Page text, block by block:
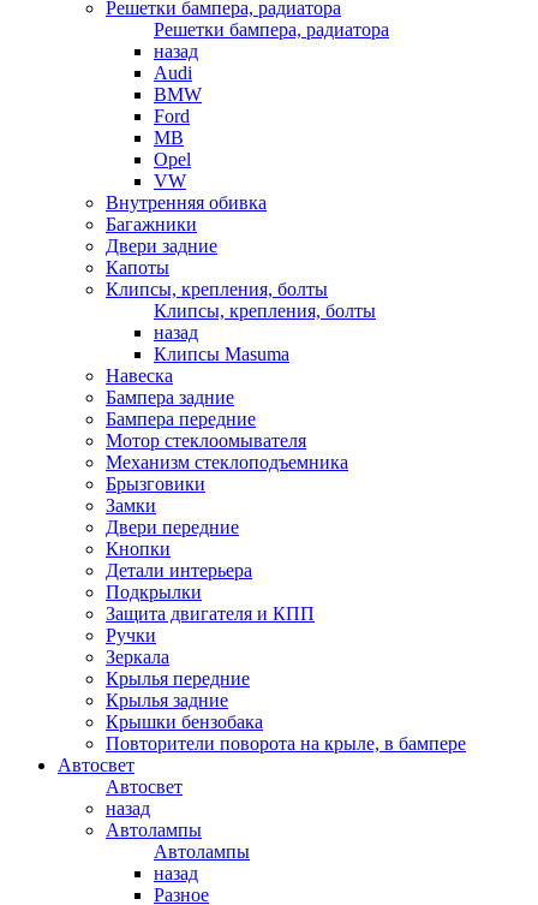
Решетки бампера, радиатора
Решетки бампера, радиатора
назад
Audi
BMW
Ford
MB
Opel
VW
Внутренняя обивка
Багажники
Двери задние
Капоты
Клипсы, крепления, болты
Клипсы, крепления, болты
назад
Клипсы Masuma
Навеска
Бампера задние
Бампера передние
Мотор стеклоомывателя
Механизм стеклоподъемника
Брызговики
Замки
Двери передние
Кнопки
Детали интерьера
Подкрылки
Защита двигателя и КПП
Ручки
Зеркала
Крылья передние
Крылья задние
Крышки бензобака
Повторители поворота на крыле, в бампере
Автосвет
Автосвет
назад
Автолампы
Автолампы
назад
Разное